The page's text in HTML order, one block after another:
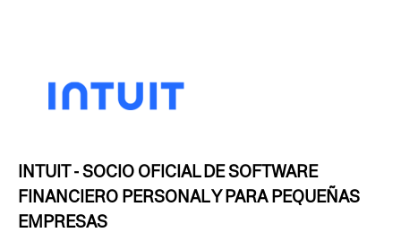
INTUIT - SOCIO OFICIAL DE SOFTWARE
FINANCIERO PERSONAL Y PARA PEQUEÑAS
EMPRESAS